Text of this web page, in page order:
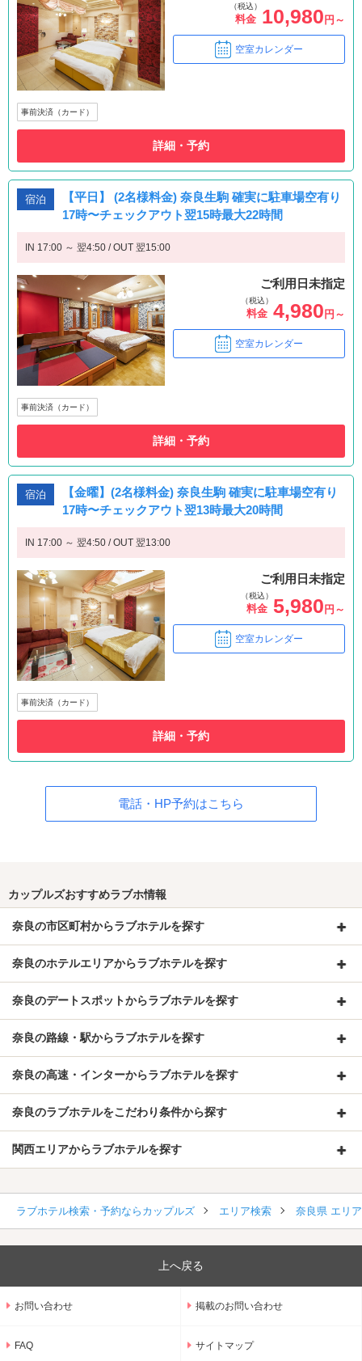
（税込）
料金 10,980円～
空室カレンダー
事前決済（カード）
詳細・予約
宿泊
【平日】 (2名様料金) 奈良生駒 確実に駐車場空有り
17時〜チェックアウト翌15時最大22時間
IN 17:00 ～ 翌4:50 / OUT 翌15:00
ご利用日未指定
（税込）
料金 4,980 円～
空室カレンダー
事前決済（カード）
詳細・予約
宿泊
【金曜】(2名様料金) 奈良生駒 確実に駐車場空有り
17時〜チェックアウト翌13時最大20時間
IN 17:00 ～ 翌4:50 / OUT 翌13:00
ご利用日未指定
（税込）
料金 5,980 円～
空室カレンダー
事前決済（カード）
詳細・予約
電話・HP予約はこちら
カップルズおすすめラブホ情報
奈良の市区町村からラブホテルを探す
奈良のホテルエリアからラブホテルを探す
奈良のデートスポットからラブホテルを探す
奈良の路線・駅からラブホテルを探す
奈良の高速・インターからラブホテルを探す
奈良のラブホテルをこだわり条件から探す
関西エリアからラブホテルを探す
ラブホテル検索・予約ならカップルズ エリア検索 奈良県 エリ
上へ戻る
お問い合わせ 掲載のお問い合わせ
FAQ サイトマップ